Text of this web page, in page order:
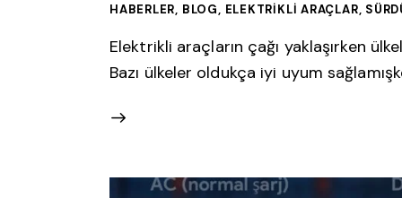
HABERLER, BLOG, ELEKTRIKLI ARAÇLAR,
Elektrikli araçların çağı yaklaşırken
Bazı ülkeler oldukça iyi uyum